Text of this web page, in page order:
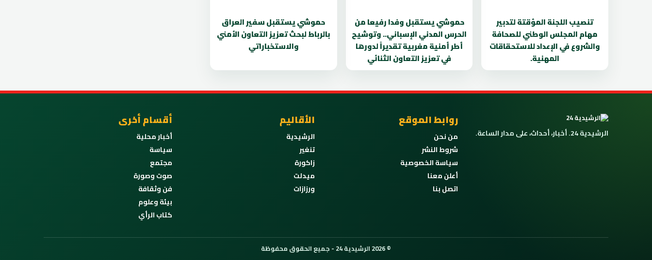
تنصيب اللجنة المؤقتة لتدبير
مهام المجلس الوطني للصحافة
والشروع في الإعداد للاستحقاقات
المهنية.
حموشي يستقبل وفدا رفيعا من
الحرس المدني الإسباني.. وتوشيح
أطر أمنية مغربية تقديراً لدورها
في تعزيز التعاون الثنائي
حموشي يستقبل سفير العراق
بالرباط لبحث تعزيز التعاون الأمني
والاستخباراتي
الرشيدية 24. أخبار، أحداث، على مدار الساعة.
روابط الموقع
من نحن
شروط النشر
سياسة الخصوصية
أعلن معنا
اتصل بنا
الأقاليم
الرشيدية
تنغير
زاكورة
ميدلت
ورزازات
أقسام أخرى
أخبار محلية
سياسة
مجتمع
صوت وصورة
فن وثقافة
بيئة وعلوم
كتاب الرأي
© 2026 الرشيدية 24 - جميع الحقوق محفوظة